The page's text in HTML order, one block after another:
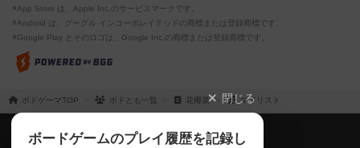
※App Store は、Apple Inc.のサービスマークです。
※Android は、グーグル インコーポレイテッドの商標または登録商標です。
※Google Play とそのロゴは、Google Inc.の商標または登録商標です。
ボドゲーマTOP ボドとも一覧 花椰菜 マイリスト
閉じる
ボードゲームのプレイ履歴を記録し
ボドゲーマTOP